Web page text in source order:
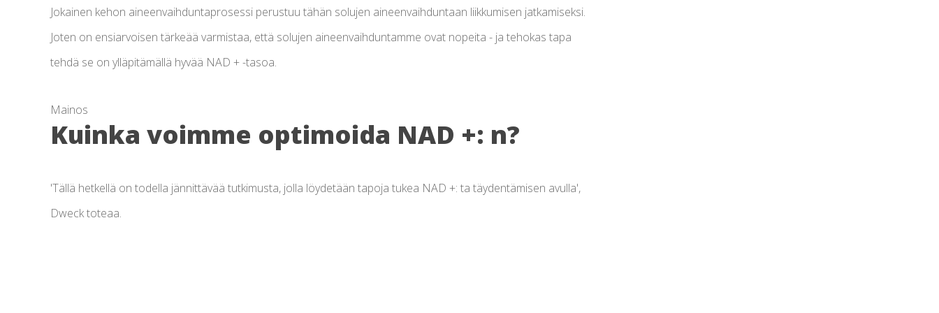
Jokainen kehon aineenvaihduntaprosessi perustuu tähän solujen aineenvaihduntaan liikkumisen jatkamiseksi.
Joten on ensiarvoisen tärkeää varmistaa, että solujen aineenvaihduntamme ovat nopeita - ja tehokas tapa
tehdä se on ylläpitämällä hyvää NAD + -tasoa.
Mainos
Kuinka voimme optimoida NAD +: n?
'Tällä hetkellä on todella jännittävää tutkimusta, jolla löydetään tapoja tukea NAD +: ta täydentämisen avulla',
Dweck toteaa.